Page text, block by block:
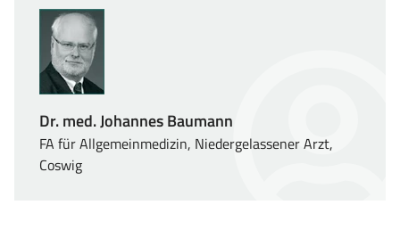
Dr. med. Johannes Baumann
FA für Allgemeinmedizin, Niedergelassener Arzt,
Coswig